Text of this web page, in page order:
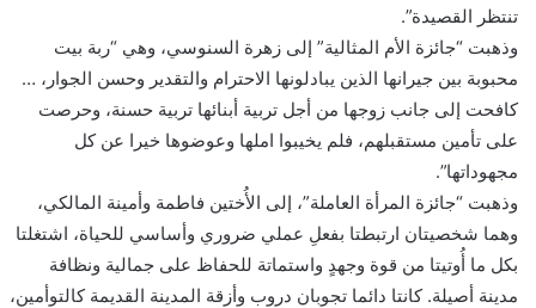
تنتظر القصيدة”.
وذهبت “جائزة الأم المثالية” إلى زهرة السنوسي، وهي “ربة بيت
محبوبة بين جيرانها الذين يبادلونها الاحترام والتقدير وحسن الجوار، …
كافحت إلى جانب زوجها من أجل تربية أبنائها تربية حسنة، وحرصت
على تأمين مستقبلهم، فلم يخيبوا املها وعوضوها خيرا عن كل
مجهوداتها”.
وذهبت “جائزة المرأة العاملة”، إلى الأُختين فاطمة وأمينة المالكي،
وهما شخصيتان ارتبطتا بفعلِ عملي ضروري وأساسي للحياة، اشتغلتا
بكل ما أُوتيتا من قوة وجهدٍ واستماتة للحفاظ على جمالية ونظافة
مدينة أصيلة. كانتا دائما تجوبان دروب وأزقة المدينة القديمة كالتوأمين،